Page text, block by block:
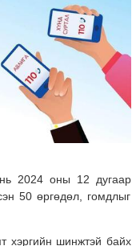
2024 оны 12 дугаар
50 өргөдөл, гомдлыг
хэргийн шинжтэй байх